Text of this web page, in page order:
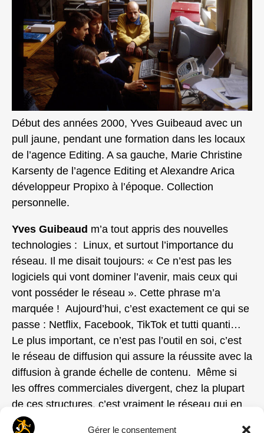
Gérer le consentement
Début des années 2000, Yves Guibeaud avec un
pull jaune, pendant une formation dans les locaux
de l’agence Editing. A sa gauche, Marie Christine
Karsenty de l’agence Editing et Alexandre Arica
développeur Propixo à l’époque. Collection
personnelle.
Yves Guibeaud m’a tout appris des nouvelles
technologies : Linux, et surtout l’importance du
réseau. Il me disait toujours: « Ce n’est pas les
logiciels qui vont dominer l’avenir, mais ceux qui
vont posséder le réseau ». Cette phrase m’a
marquée ! Aujourd’hui, c’est exactement ce qui se
passe : Netflix, Facebook, TikTok et tutti quanti…
Le plus important, ce n’est pas l’outil en soi, c’est
le réseau de diffusion qui assure la réussite avec la
diffusion à grande échelle de contenu. Même si
les offres commerciales divergent, chez la plupart
de ces structures, c’est vraiment le réseau qui en
fait des entreprises internationales devenues